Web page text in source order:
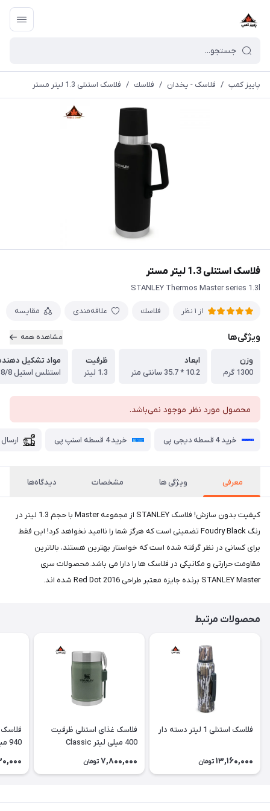
پاییز کمپ / فلاسک - یخدان / فلاسك / فلاسک استنلی 1.3 لیتر مستر
فلاسک استنلی 1.3 لیتر مستر
STANLEY Thermos Master series 1.3l
از 1 نظر فلاسك علاقه‌مندی مقایسه
ویژگی‌ها مشاهده همه
وزن
1300 گرم
ابعاد
10.2 * 35.7 سانتی متر
ظرفیت
1.3 لیتر
مواد تشکیل
استنلس استیل 18/8
محصول مورد نظر موجود نمی‌باشد.
خرید 4 قسطه دیجی پی خرید 4 قسطه اسنپ پی
معرفی ویژگی ها مشخصات دیدگاه‌ها
کیفیت بدون سازش! فلاسک STANLEY از مجموعه Master با حجم 1.3 لیتر در
رنگ Foudry Black تضمینی است که هرگز شما را ناامید نخواهد کرد! این فقط
برای کسانی در نظر گرفته شده است که خواستار بهترین هستند، بالاترین
مقاومت حرارتی و مکانیکی در فلاسک ها را دارا می باشد.محصولات سری
STANLEY Master برنده جایزه معتبر طراحی Red Dot 2016 شده اند.
محصولات مرتبط
فلاسک استنلی 1 لیتر دسته دار
13,160,000 تومان
فلاسک غذای استنلی ظرفیت
400 میلی لیتر Classic
7,800,000 تومان
940 میلی لیتر Classic